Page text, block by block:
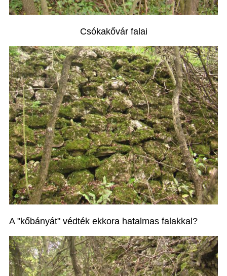
Csókakővár falai
A "kőbányát" védték ekkora hatalmas falakkal?